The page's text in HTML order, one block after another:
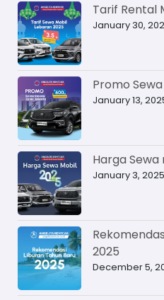
Tarif Rental
January 30,
Promo
January 13,
Harga Sewa
January 3, 2025
2025
December 5,